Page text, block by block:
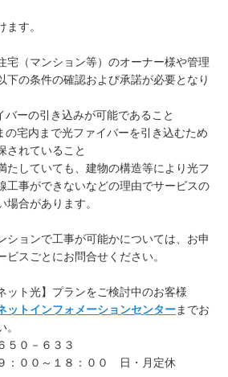
ます。
宅（マンション等）のオーナー様や管理
下の条件の確認および承諾が必要となり
バーの引き込みが可能であること
の宅内まで光ファイバーを引き込むため
されていること
たしていても、建物の構造等により光フ
工事ができないなどの理由でサービスの
場合があります。
ションで工事が可能かについては、お申
ビスごとにお問合せください。
ット光】プランをご検討中のお客様
ットインフォメーションセンターまでお
５０－６３３
：００～１８：００ 日・月定休